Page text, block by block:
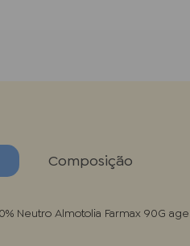
Composição
Neutro Almotolia Farmax 90G